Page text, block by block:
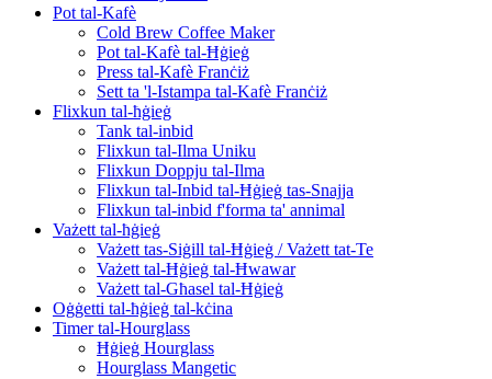
Pot tal-Kafè
Cold Brew Coffee Maker
Pot tal-Kafè tal-Ħġieġ
Press tal-Kafè Franċiż
Sett ta 'l-Istampa tal-Kafè Franċiż
Flixkun tal-ħġieġ
Tank tal-inbid
Flixkun tal-Ilma Uniku
Flixkun Doppju tal-Ilma
Flixkun tal-Inbid tal-Ħġieġ tas-Snajja
Flixkun tal-inbid f'forma ta' annimal
Vażett tal-ħġieġ
Vażett tas-Siġill tal-Ħġieġ / Vażett tat-Te
Vażett tal-Ħġieġ tal-Ħwawar
Vażett tal-Għasel tal-Ħġieġ
Oġġetti tal-ħġieġ tal-kċina
Timer tal-Hourglass
Ħġieġ Hourglass
Hourglass Mangetic